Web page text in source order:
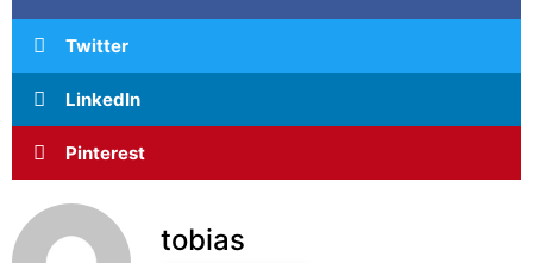
Twitter
LinkedIn
Pinterest
tobias